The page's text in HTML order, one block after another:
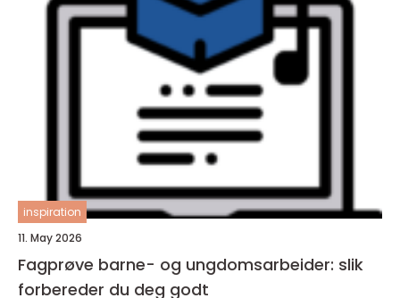
inspiration
11. May 2026
Fagprøve barne- og ungdomsarbeider: slik
forbereder du deg godt